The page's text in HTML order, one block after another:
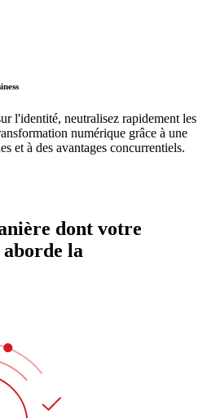
l'identité, neutralisez rapidement les
numérique grâce à une
et à des avantages concurrentiels.
dont votre
la